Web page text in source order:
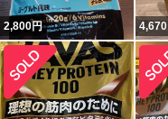
2,800円 4,670